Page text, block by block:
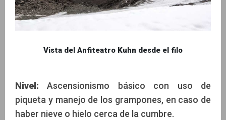
Vista del Anfiteatro Kuhn desde el filo
Nivel: Ascensionismo básico con uso de
piqueta y manejo de los grampones, en caso de
haber nieve o hielo cerca de la cumbre.